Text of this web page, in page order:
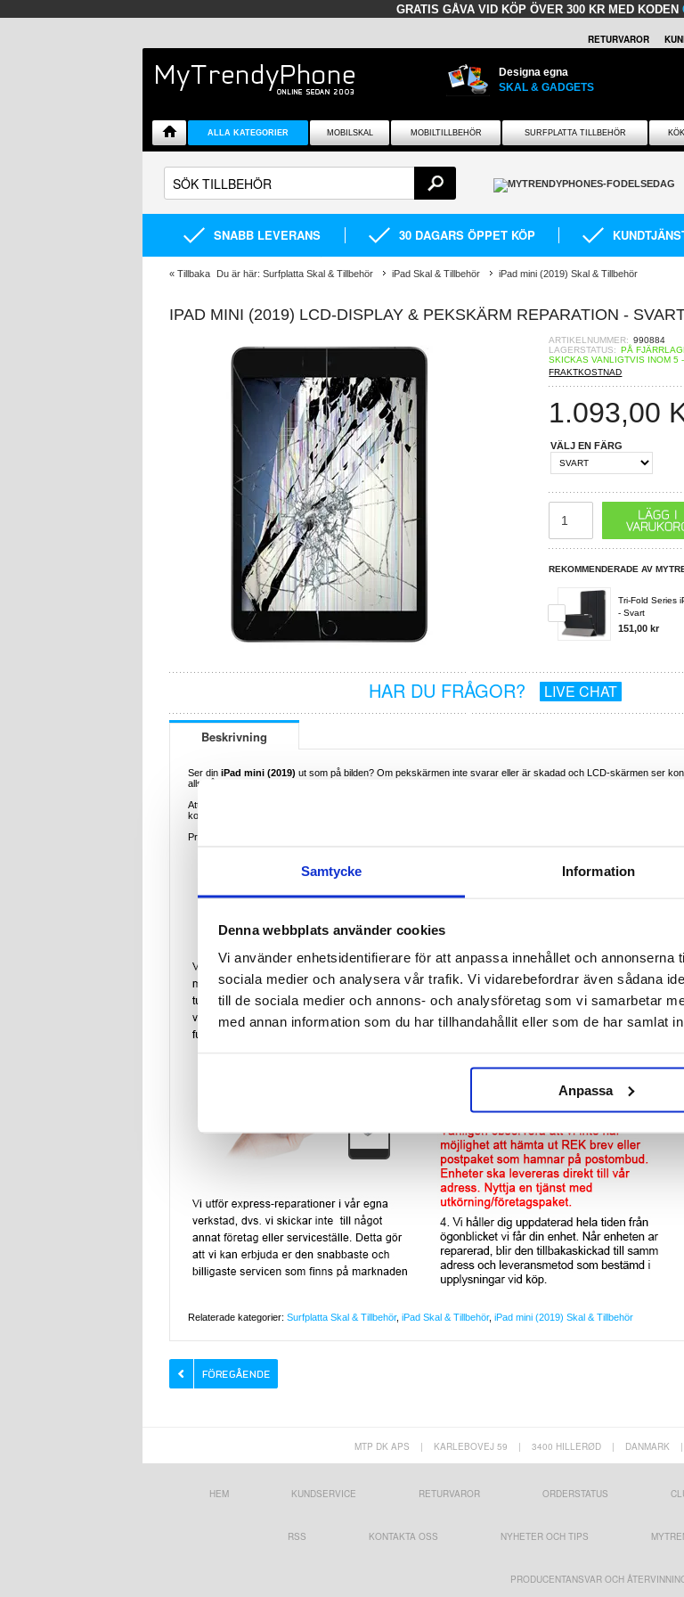
Samtycke Information
Denna webbplats använder cookies
Vi använder enhetsidentifierare för att anpassa innehållet och annonserna
sociala medier och analysera vår trafik. Vi vidarebefordrar även sådana
till de sociala medier och annons- och analysföretag som vi samarbetar
med annan information som du har tillhandahållit eller som de har samlat
Anpassa
GRATIS GÅVA VID KÖP ÖVER 300 KR MED KODEN
RETURVAROR
Designa egna
SKAL & GADGETS
ALLA KATEGORIER MOBILSKAL MOBILTILLBEHÖR SURFPLATTA TILLBEHÖR
SNABB LEVERANS 30 DAGARS ÖPPET KÖP
« Tillbaka Du är här: Surfplatta Skal & Tillbehör iPad Skal & Tillbehör iPad mini (2019) Skal & Tillbehör
IPAD MINI (2019) LCD-DISPLAY & PEKSKÄRM REPARATION -
ARTIKELNUMMER: 990884
LAGERSTATUS: PÅ
SKICKAS VANLIGTVIS INOM 5
FRAKTKOSTNAD
1.093,00
VÄLJ EN FÄRG
REKOMMENDERADE AV
Tri-Fold Series
- Svart
151,00 kr
HAR DU FRÅGOR? LIVE CHAT
Beskrivning
Ser din iPad mini (2019) ut som på bilden? Om pekskärmen inte svarar eller är skadad och LCD-skärmen ser
alls så behöver enhetens LCD- och pekskärm repareras.
Att ha en enhet med krossat glas eller en LCD som inte fungerar är riktigt irriterande, och därför erbjuder vi snabb
kostnad.
Priset för denna reparation innebär reparation +
Relaterade kategorier: Surfplatta Skal & Tillbehör, iPad Skal & Tillbehör, iPad mini (2019) Skal & Tillbehör
MTP DK APS | KARLEBOVEJ 59 | 3400 HILLERØD | DANMARK |
HEM KUNDSERVICE RETURVAROR ORDERSTATUS
RSS KONTAKTA OSS NYHETER OCH TIPS
PRODUCENTANSVAR OCH